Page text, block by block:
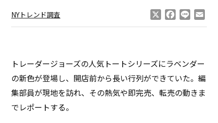
NYトレンド調査 Facebook
Line
トレーダージョーズの人気トートシリーズにラベンダー
の新色が登場し、開店前から長い行列ができていた。編
集部員が現地を訪れ、その熱気や即完売、転売の動きま
でレポートする。